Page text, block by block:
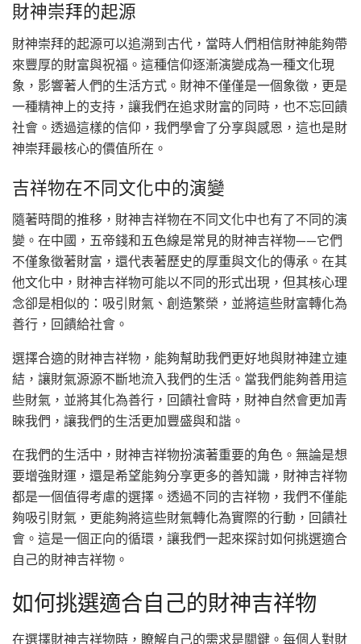
財神崇拜的起源
財神崇拜的起源可以追溯到古代，當時人們相信財神能夠帶
來豐厚的財富與祝福。這種信仰逐漸演變成為一種文化現
象，影響著人們的生活方式。財神不僅僅是一個象徵，更是
一種精神上的支持，讓我們在追求財富的同時，也不忘回饋
社會。透過這樣的信仰，我們學會了分享與感恩，這也是財
神崇拜最核心的價值所在。
吉祥物在不同文化中的演變
隨著時間的推移，財神吉祥物在不同文化中也有了不同的演
變。在中國，五帝錢和五色線是常見的財神吉祥物——它們
不僅象徵著財富，還代表著歷史的厚重與文化的傳承。在其
他文化中，財神吉祥物可能以不同的形式出現，但其核心理
念卻是相似的：吸引財氣、創造繁榮，並將這些財富轉化為
善行，回饋給社會。
選擇合適的財神吉祥物，能夠幫助我們更好地與財神建立連
結，讓財氣源源不斷地流入我們的生活。當我們能夠善用這
些財氣，並將其化為善行，回饋社會時，財神自然會更加青
睞我們，讓我們的生活更加豐盛與和諧。
在我們的生活中，財神吉祥物扮演著重要的角色。無論是想
要增強財運，還是希望能夠分享更多的善知識，財神吉祥物
都是一個值得考慮的選擇。透過不同的吉祥物，我們不僅能
夠吸引財氣，更能夠將這些財氣轉化為實際的行動，回饋社
會。這是一個正向的循環，讓我們一起來探討如何挑選適合
自己的財神吉祥物。
如何挑選適合自己的財神吉祥物
在選擇財神吉祥物時，瞭解自己的需求是關鍵。每個人對財